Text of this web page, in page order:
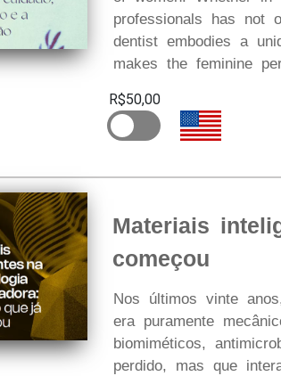
professionals has not
dentist embodies a
makes the feminine
R$50,00
Materiais
começou
Nos últimos vinte
era puramente
biomiméticos,
perdido, mas que